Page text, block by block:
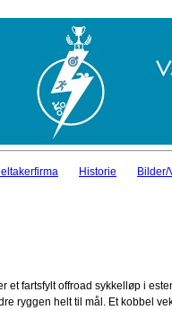
Historie Bilder/
et fartsfylt offroad sykkelløp i
ryggen helt til mål. Et kobbel